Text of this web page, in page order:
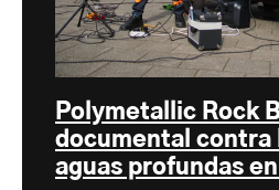
Polymetallic Rock
documental contra
aguas profundas